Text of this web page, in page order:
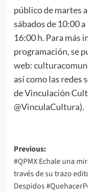
público de martes
sábados de 10:00
16:00 h. Para más
programación, se
web:
así como las redes
de Vinculación
@VinculaCultura).
Post
navigation
Previous:
#QPMX Echale una
través de su trazo
Despidos